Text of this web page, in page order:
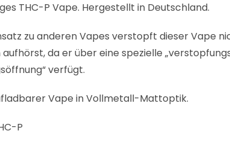
THC-P Vape. Hergestellt in Deutschland.
zu anderen Vapes verstopft dieser Vape
da er über eine spezielle
verfügt.
Vape in Vollmetall-Mattoptik.
P